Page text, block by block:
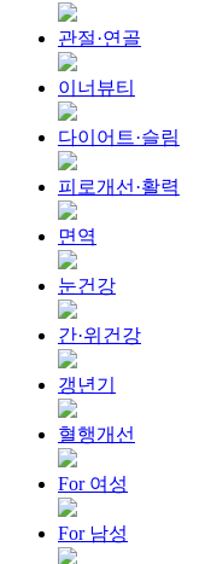
관절·연골
이너뷰티
다이어트·슬림
피로개선·활력
면역
눈건강
간·위건강
갱년기
혈행개선
For 여성
For 남성